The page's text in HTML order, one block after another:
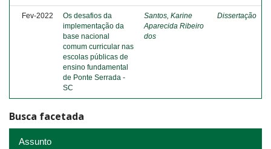
Fev-2022
Os desafios da
implementação da
base nacional
comum curricular nas
escolas públicas de
ensino fundamental
de Ponte Serrada -
SC
Santos, Karine
Aparecida Ribeiro
dos
Dissertação
Busca facetada
Assunto